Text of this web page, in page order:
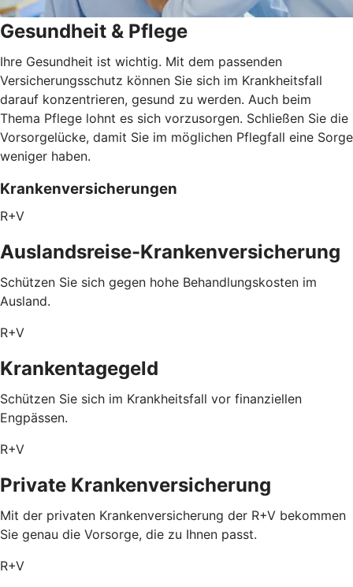
Gesundheit & Pflege
Ihre Gesundheit ist wichtig. Mit dem passenden
Versicherungsschutz können Sie sich im Krankheitsfall
darauf konzentrieren, gesund zu werden. Auch beim
Thema Pflege lohnt es sich vorzusorgen. Schließen Sie die
Vorsorgelücke, damit Sie im möglichen Pflegfall eine Sorge
weniger haben.
Krankenversicherungen
R+V
Auslandsreise-Krankenversicherung
Schützen Sie sich gegen hohe Behandlungskosten im
Ausland.
R+V
Krankentagegeld
Schützen Sie sich im Krankheitsfall vor finanziellen
Engpässen.
R+V
Private Krankenversicherung
Mit der privaten Krankenversicherung der R+V bekommen
Sie genau die Vorsorge, die zu Ihnen passt.
R+V